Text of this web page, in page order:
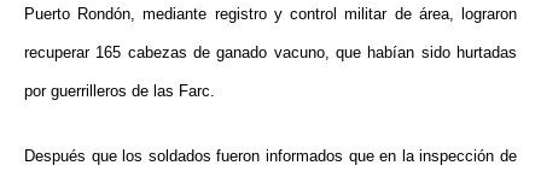
Puerto Rondón, mediante registro y control militar de área, lograron
recuperar 165 cabezas de ganado vacuno, que habían sido hurtadas
por guerrilleros de las Farc.
Después que los soldados fueron informados que en la inspección de